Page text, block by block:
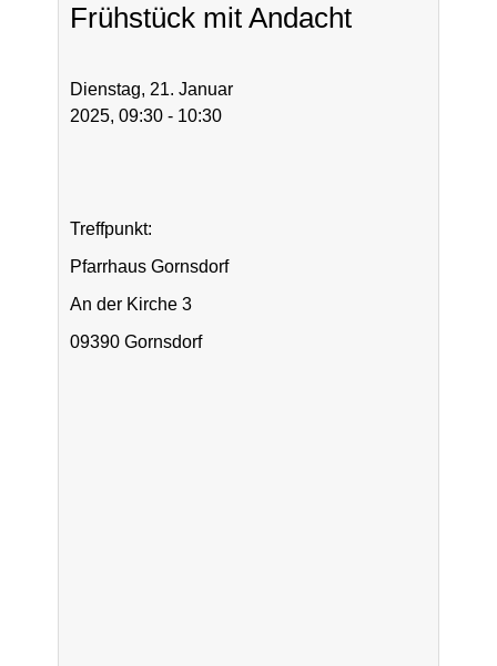
Frühstück mit Andacht
Dienstag, 21. Januar
2025, 09:30 - 10:30
Treffpunkt:
Pfarrhaus Gornsdorf
An der Kirche 3
09390 Gornsdorf